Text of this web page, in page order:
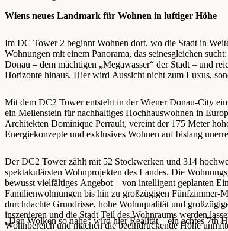
Wiens neues Landmark für Wohnen in luftiger Höhe
Im DC Tower 2 beginnt Wohnen dort, wo die Stadt in
Wohnungen mit einem Panorama, das seinesgleichen
Donau – dem mächtigen „Megawasser“ der Stadt – und
Horizonte hinaus. Hier wird Aussicht nicht zum Luxus,
Mit dem DC2 Tower entsteht in der Wiener Donau-City
ein Meilenstein für nachhaltiges Hochhauswohnen in
Architekten Dominique Perrault, vereint der 175 Meter
Energiekonzepte und exklusives Wohnen auf bislang
Der DC2 Tower zählt mit 52 Stockwerken und 314
spektakulärsten Wohnprojekten des Landes. Die
bewusst vielfältiges Angebot – von intelligent geplanten
Familienwohnungen bis hin zu großzügigen Fünfzimmer-
durchdachte Grundrisse, hohe Wohnqualität und
inszenieren und die Stadt Teil des Wohnraums werden
Wohnbereich und machen die beeindruckende Höhe
„Den Wolken so nahe“ wird hier Realität – ein echtes 7th